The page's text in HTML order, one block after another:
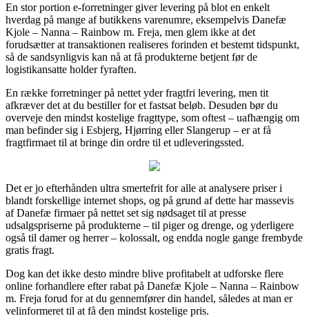
En stor portion e-forretninger giver levering på blot en enkelt
hverdag på mange af butikkens varenumre, eksempelvis Danefæ
Kjole – Nanna – Rainbow m. Freja, men glem ikke at det
forudsætter at transaktionen realiseres forinden et bestemt tidspunkt,
så de sandsynligvis kan nå at få produkterne betjent før de
logistikansatte holder fyraften.
En række forretninger på nettet yder fragtfri levering, men tit
afkræver det at du bestiller for et fastsat beløb. Desuden bør du
overveje den mindst kostelige fragttype, som oftest – uafhængig om
man befinder sig i Esbjerg, Hjørring eller Slangerup – er at få
fragtfirmaet til at bringe din ordre til et udleveringssted.
Det er jo efterhånden ultra smertefrit for alle at analysere priser i
blandt forskellige internet shops, og på grund af dette har massevis
af Danefæ firmaer på nettet set sig nødsaget til at presse
udsalgspriserne på produkterne – til piger og drenge, og yderligere
også til damer og herrer – kolossalt, og endda nogle gange frembyde
gratis fragt.
Dog kan det ikke desto mindre blive profitabelt at udforske flere
online forhandlere efter rabat på Danefæ Kjole – Nanna – Rainbow
m. Freja forud for at du gennemfører din handel, således at man er
velinformeret til at få den mindst kostelige pris.